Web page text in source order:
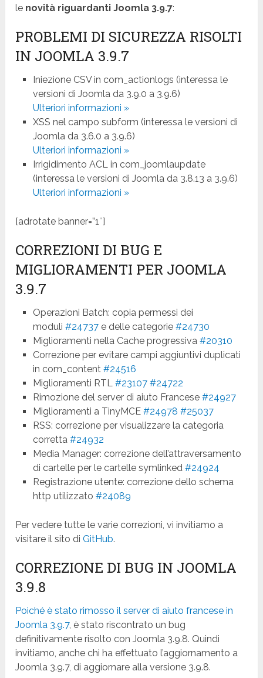
le novità riguardanti Joomla 3.9.7:
PROBLEMI DI SICUREZZA RISOLTI
IN JOOMLA 3.9.7
Iniezione CSV in com_actionlogs (interessa le
versioni di Joomla da 3.9.0 a 3.9.6)
Ulteriori informazioni »
XSS nel campo subform (interessa le versioni di
Joomla da 3.6.0 a 3.9.6)
Ulteriori informazioni »
Irrigidimento ACL in com_joomlaupdate
(interessa le versioni di Joomla da 3.8.13 a 3.9.6)
Ulteriori informazioni »
[adrotate banner=”1″]
CORREZIONI DI BUG E
MIGLIORAMENTI PER JOOMLA
3.9.7
Operazioni Batch: copia permessi dei
moduli#24737 e delle categorie#24730
Miglioramenti nella Cache progressiva#20310
Correzione per evitare campi aggiuntivi duplicati
in com_content#24516
Miglioramenti RTL#23107 #24722
Rimozione del server di aiuto Francese#24927
Miglioramenti a TinyMCE #24978 #25037
RSS: correzione per visualizzare la categoria
corretta#24932
Media Manager: correzione dell’attraversamento
di cartelle per le cartelle symlinked#24924
Registrazione utente: correzione dello schema
http utilizzato#24089
Per vedere tutte le varie correzioni, vi invitiamo a
visitare il sito diGitHub.
CORREZIONE DI BUG IN JOOMLA
3.9.8
Poiché è stato rimosso il server di aiuto francese in
Joomla 3.9.7, è stato riscontrato un bug
definitivamente risolto con Joomla 3.9.8. Quindi
invitiamo, anche chi ha effettuato l’aggiornamento a
Joomla 3.9.7, di aggiornare alla versione 3.9.8.